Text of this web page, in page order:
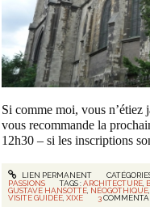
Si comme moi, vous n’étiez
vous recommande la
12h30 – si les inscriptions
LIEN PERMANENT
PASSIONS
TAGS :ARCHITECTURE
GUSTAVE HANSOTTE NÉOGOTHIQUE
VISITE GUIDÉE ,XIXE 3